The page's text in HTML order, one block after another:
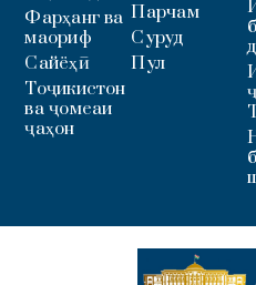
Фарҳанг ва
маориф
Сайёҳӣ
Тоҷикистон
ва ҷомеаи
ҷаҳон
Парчам
Суруд
Пул